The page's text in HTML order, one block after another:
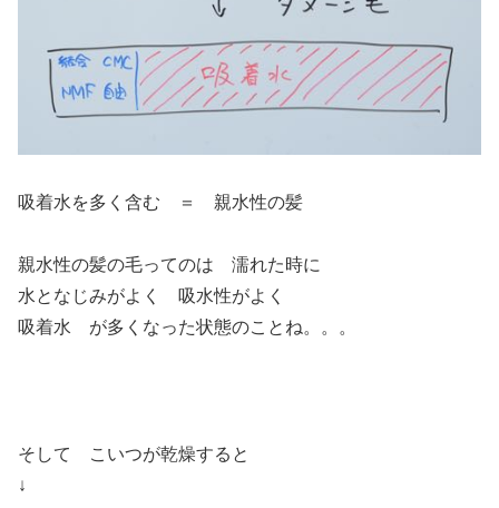
吸着水を多く含む ＝ 親水性の髪
親水性の髪の毛ってのは 濡れた時に
水となじみがよく 吸水性がよく
吸着水 が多くなった状態のことね。。。
そして こいつが乾燥すると
↓